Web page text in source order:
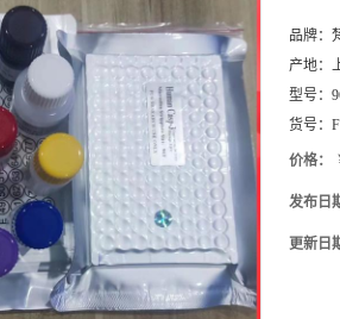
品牌：
产地：
型号：
货号：
价格：
发布日
更新日